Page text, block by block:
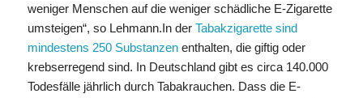
weniger Menschen auf die weniger schädliche E-Zigarette
umsteigen“, so Lehmann.In der Tabakzigarette sind
mindestens 250 Substanzenenthalten, die giftig oder
krebserregend sind. In Deutschland gibt es circa 140.000
Todesfälle jährlich durch Tabakrauchen. Dass die E-